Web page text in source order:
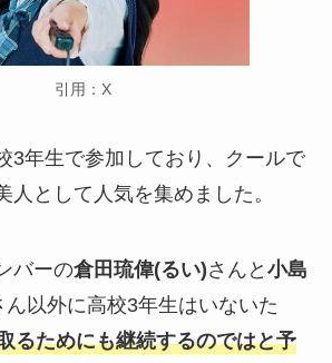
引用：X
3年生で参加しており、クールで
人として人気を集めました。
バーの倉田琉偉(るい)さんと 小島
ん以外に高校3年生はいないた
るためにも継続するのではと予